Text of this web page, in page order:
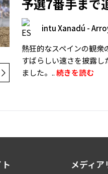
予選7番手まで
intu Xanadú -
熱狂的なスペインの観衆
すばらしい速さを披露
ました。..続きを読む
メディア